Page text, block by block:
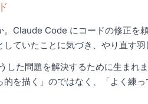
。Claude Code にコードの修正を
ていたことに気づき、やり直す
した問題を解決するために生まれ
的を描く」のではなく、「よく練